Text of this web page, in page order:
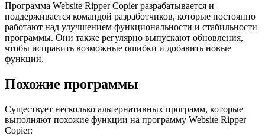
Программа Website Ripper Copier разрабатывается и
поддерживается командой разработчиков, которые постоянно
работают над улучшением функциональности и стабильности
программы. Они также регулярно выпускают обновления,
чтобы исправить возможные ошибки и добавить новые
функции.
Похожие программы
Существует несколько альтернативных программ, которые
выполняют похожие функции на программу Website Ripper
Copier: